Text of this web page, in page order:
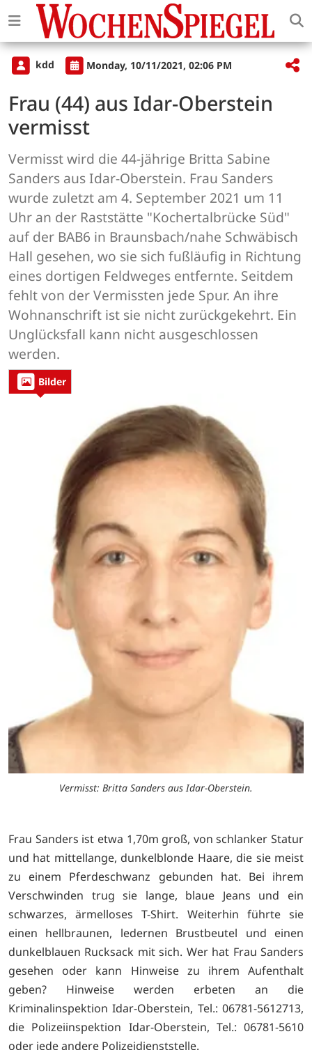
kdd Monday, 10/11/2021, 02:06 PM
Frau (44) aus Idar-Oberstein
vermisst
Vermisst wird die 44-jährige Britta Sabine
Sanders aus Idar-Oberstein. Frau Sanders
wurde zuletzt am 4. September 2021 um 11
Uhr an der Raststätte "Kochertalbrücke Süd"
auf der BAB6 in Braunsbach/nahe Schwäbisch
Hall gesehen, wo sie sich fußläufig in Richtung
eines dortigen Feldweges entfernte. Seitdem
fehlt von der Vermissten jede Spur. An ihre
Wohnanschrift ist sie nicht zurückgekehrt. Ein
Unglücksfall kann nicht ausgeschlossen
werden.
Bilder
Vermisst: Britta Sanders aus Idar-Oberstein.
Frau Sanders ist etwa 1,70m groß, von schlanker Statur
und hat mittellange, dunkelblonde Haare, die sie meist
zu einem Pferdeschwanz gebunden hat. Bei ihrem
Verschwinden trug sie lange, blaue Jeans und ein
schwarzes, ärmelloses T-Shirt. Weiterhin führte sie
einen hellbraunen, ledernen Brustbeutel und einen
dunkelblauen Rucksack mit sich. Wer hat Frau Sanders
gesehen oder kann Hinweise zu ihrem Aufenthalt
geben? Hinweise werden erbeten an die
Kriminalinspektion Idar-Oberstein, Tel.: 06781-5612713,
die Polizeiinspektion Idar-Oberstein, Tel.: 06781-5610
oder jede andere Polizeidienststelle.